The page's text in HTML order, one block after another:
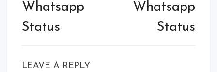
Whatsapp
Status
Whatsapp
Status
LEAVE A REPLY